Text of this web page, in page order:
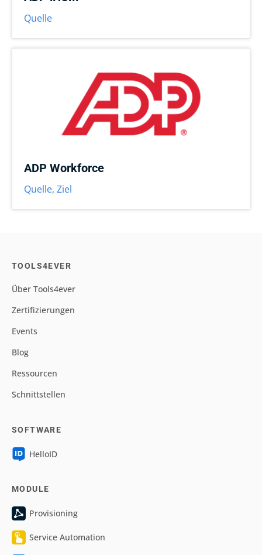
Quelle
ADP Workforce
Quelle, Ziel
TOOLS4EVER
Über Tools4ever
Zertifizierungen
Events
Blog
Ressourcen
Schnittstellen
SOFTWARE
HelloID
MODULE
Provisioning
Service Automation